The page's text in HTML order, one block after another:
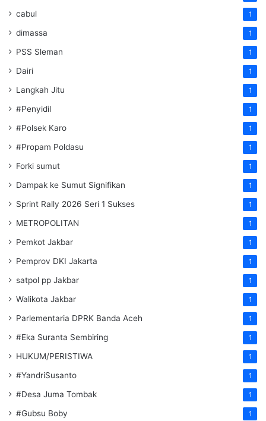
cabul 1
dimassa 1
PSS Sleman 1
Dairi 1
Langkah Jitu 1
#Penyidil 1
#Polsek Karo 1
#Propam Poldasu 1
Forki sumut 1
Dampak ke Sumut Signifikan 1
Sprint Rally 2026 Seri 1 Sukses 1
METROPOLITAN 1
Pemkot Jakbar 1
Pemprov DKI Jakarta 1
satpol pp Jakbar 1
Walikota Jakbar 1
Parlementaria DPRK Banda Aceh 1
#Eka Suranta Sembiring 1
HUKUM/PERISTIWA 1
#YandriSusanto 1
#Desa Juma Tombak 1
#Gubsu Boby 1